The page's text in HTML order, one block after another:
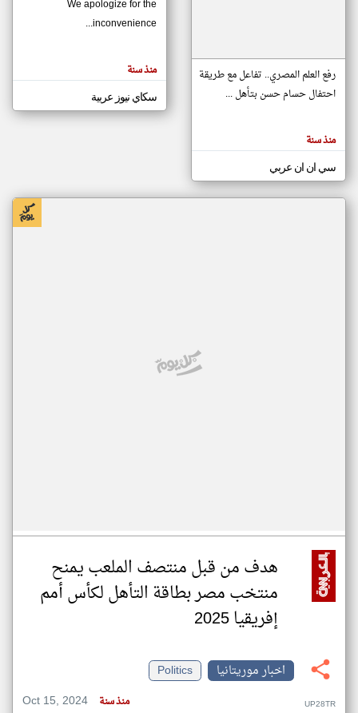
مصادر الأخبار من موريتانيا
اخبار موريتانيا على مدار الساعة
أهم اخبار موريتانيا العاجلة والمباشرة
المقالات
الموجوده
هنا عن
رفع العلم المصري.. تفاعل مع طريقة
احتفال حسام حسن بتأهل ...
منذ سنة
سي ان ان عربي
We apologize for the
inconvenience...
منذ سنة
سكاي نيوز عربية
هدف من قبل منتصف الملعب يمنح
منتخب مصر بطاقة التأهل لكأس أمم
إفريقيا 2025
اخبار موريتانيا
Politics
Oct 15, 2024
منذ سنة UP28TR
klyoum.com